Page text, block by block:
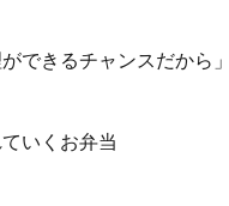
できるチャンスだから
いくお弁当